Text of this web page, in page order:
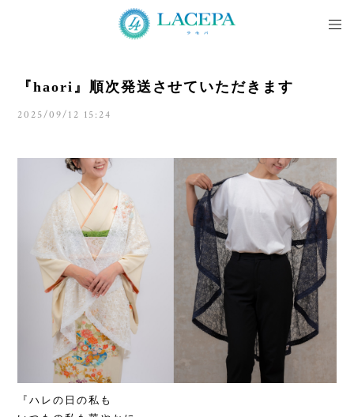
『haori』順次発送させていただきます
2025/09/12 15:24
『ハレの日の私も